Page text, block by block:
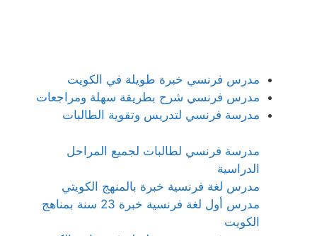
مدرس فرنسي خبرة طويلة في الكويت
مدرس فرنسي شرح بطريقة سهلة ومراجعات
مدرسة فرنسي لتدريس وتقوية الطالبات
مدرسة فرنسي لطالبات لجميع المراحل
الدراسية
مدرس لغة فرنسية خبرة بالمنهج الكويتي
مدرس أول لغة فرنسية خبرة 23 سنة بمناهج
الكويت